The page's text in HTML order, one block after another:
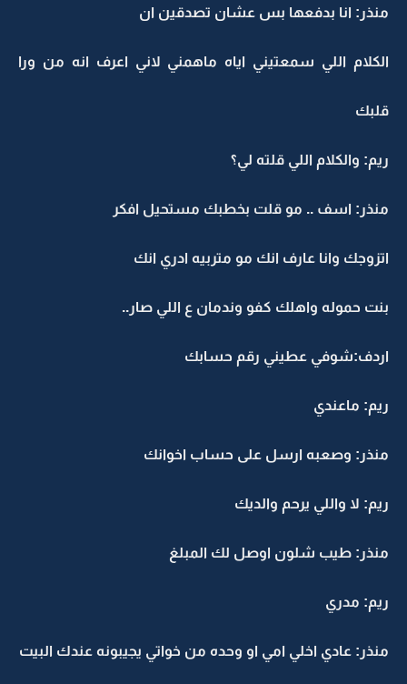
منذر: انا بدفعها بس عشان تصدقين ان
الكلام اللي سمعتيني اياه ماهمني لاني اعرف انه من ورا
قلبك
ريم: والكلام اللي قلته لي؟
منذر: اسف .. مو قلت بخطبك مستحيل افكر
اتزوجك وانا عارف انك مو متربيه ادري انك
بنت حموله واهلك كفو وندمان ع اللي صار..
اردف:شوفي عطيني رقم حسابك
ريم: ماعندي
منذر: وصعبه ارسل على حساب اخوانك
ريم: لا واللي يرحم والديك
منذر: طيب شلون اوصل لك المبلغ
ريم: مدري
منذر: عادي اخلي امي او وحده من خواتي يجيبونه عندك البيت